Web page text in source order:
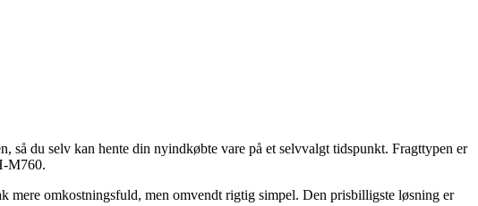
du selv kan hente din nyindkøbte vare på et selvvalgt tidspunkt. Fragttypen er
M760.
omkostningsfuld, men omvendt rigtig simpel. Den prisbilligste løsning er